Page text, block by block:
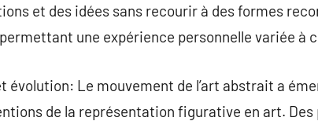
et des idées sans recourir à des formes
une expérience personnelle variée à
évolution: Le mouvement de l’art abstrait a
de la représentation figurative en art.